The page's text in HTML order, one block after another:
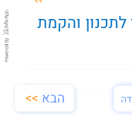
והקמת
הבא >>